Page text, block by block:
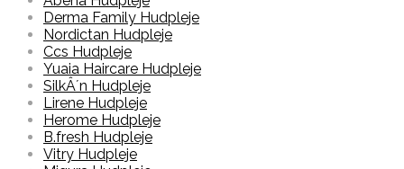
Derma Family Hudpleje
Nordictan Hudpleje
Ccs Hudpleje
Yuaia Haircare Hudpleje
SilkÂ´n Hudpleje
Lirene Hudpleje
Herome Hudpleje
B.fresh Hudpleje
Vitry Hudpleje